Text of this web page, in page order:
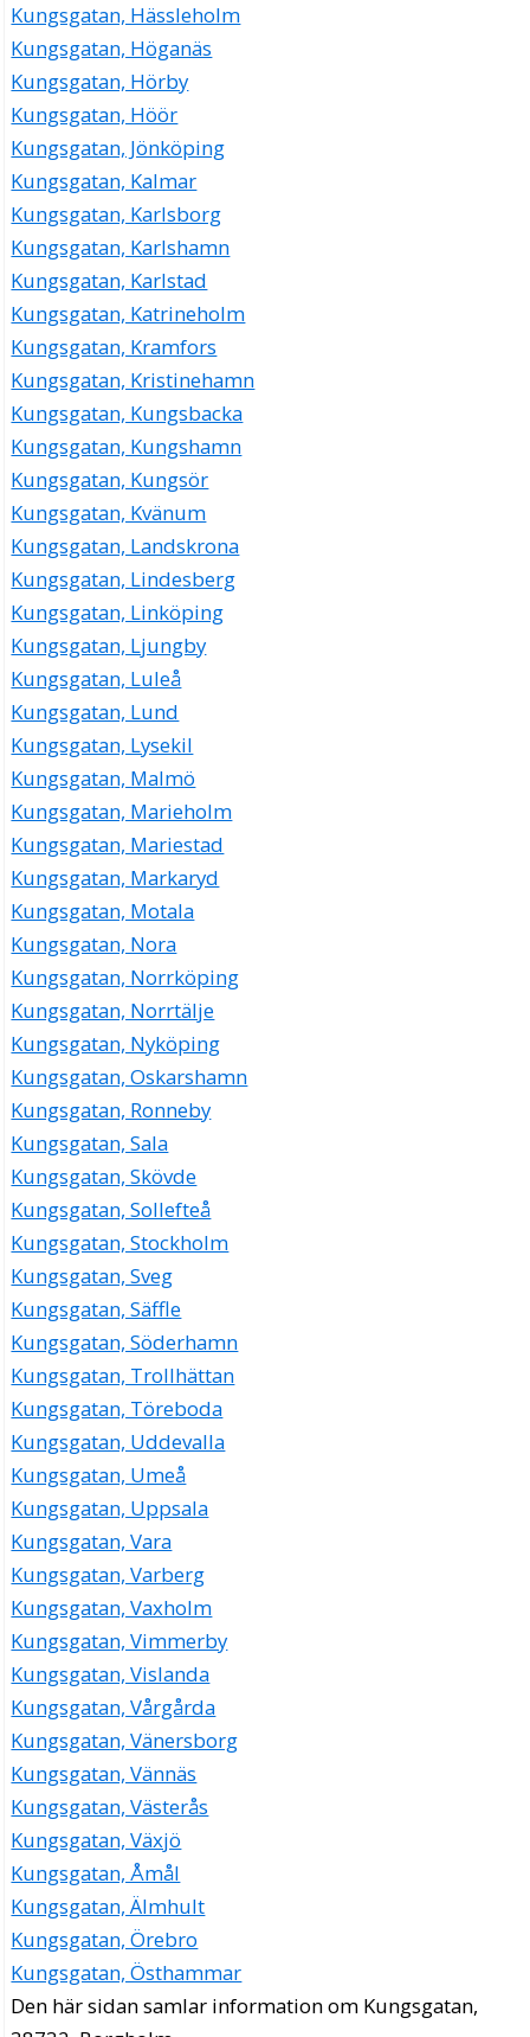
Kungsgatan, Hässleholm
Kungsgatan, Höganäs
Kungsgatan, Hörby
Kungsgatan, Höör
Kungsgatan, Jönköping
Kungsgatan, Kalmar
Kungsgatan, Karlsborg
Kungsgatan, Karlshamn
Kungsgatan, Karlstad
Kungsgatan, Katrineholm
Kungsgatan, Kramfors
Kungsgatan, Kristinehamn
Kungsgatan, Kungsbacka
Kungsgatan, Kungshamn
Kungsgatan, Kungsör
Kungsgatan, Kvänum
Kungsgatan, Landskrona
Kungsgatan, Lindesberg
Kungsgatan, Linköping
Kungsgatan, Ljungby
Kungsgatan, Luleå
Kungsgatan, Lund
Kungsgatan, Lysekil
Kungsgatan, Malmö
Kungsgatan, Marieholm
Kungsgatan, Mariestad
Kungsgatan, Markaryd
Kungsgatan, Motala
Kungsgatan, Nora
Kungsgatan, Norrköping
Kungsgatan, Norrtälje
Kungsgatan, Nyköping
Kungsgatan, Oskarshamn
Kungsgatan, Ronneby
Kungsgatan, Sala
Kungsgatan, Skövde
Kungsgatan, Sollefteå
Kungsgatan, Stockholm
Kungsgatan, Sveg
Kungsgatan, Säffle
Kungsgatan, Söderhamn
Kungsgatan, Trollhättan
Kungsgatan, Töreboda
Kungsgatan, Uddevalla
Kungsgatan, Umeå
Kungsgatan, Uppsala
Kungsgatan, Vara
Kungsgatan, Varberg
Kungsgatan, Vaxholm
Kungsgatan, Vimmerby
Kungsgatan, Vislanda
Kungsgatan, Vårgårda
Kungsgatan, Vänersborg
Kungsgatan, Vännäs
Kungsgatan, Västerås
Kungsgatan, Växjö
Kungsgatan, Åmål
Kungsgatan, Älmhult
Kungsgatan, Örebro
Kungsgatan, Östhammar
Den här sidan samlar information om Kungsgatan,